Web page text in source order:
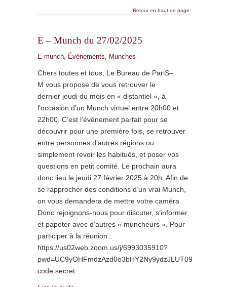
Retour en haut de page
E – Munch du 27/02/2025
E-munch, Évènements, Munches
Chers toutes et tous, Le Bureau de PariS–
M vous propose de vous retrouver le
dernier jeudi du mois en « distantiel », à
l’occasion d’un Munch virtuel entre 20h00 et
22h00. C’est l’événement parfait pour se
découvrir pour une première fois, se retrouver
entre personnes d’autres régions ou
simplement revoir les habitués, et poser vos
questions en petit comité. Le prochain aura
donc lieu le jeudi 27 février 2025 à 20h. Afin de
se rapprocher des conditions d’un vrai Munch,
on vous demandera de mettre votre caméra
Donc rejoignons-nous pour discuter, s’informer
et papoter avec d’autres « muncheurs ». Pour
participer à la réunion :
https://us02web.zoom.us/j/6993035910?
pwd=UC9yOHFmdzAzd0o3bHY2Ny9ydzJLUT09
code secret: